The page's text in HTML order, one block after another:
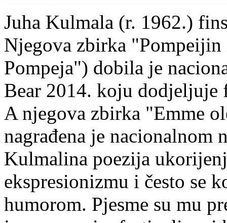
Juha Kulmala (r. 1962.)
Njegova zbirka
Pompeja") dobila je
Bear 2014. koju
A njegova zbirka "Emme
nagrađena je nacionalnom
Kulmalina poezija
ekspresionizmu i često se
humorom. Pjesme su mu